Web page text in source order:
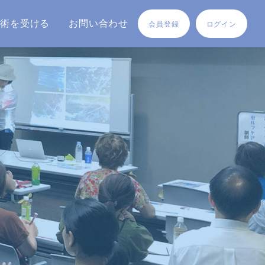
を受ける お問い合わせ 会員登録 ログイン